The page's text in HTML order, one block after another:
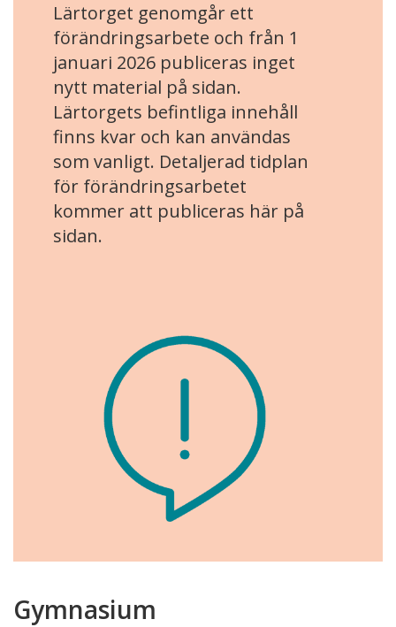
Lärtorget genomgår ett
förändringsarbete och från 1
januari 2026 publiceras inget
nytt material på sidan.
Lärtorgets befintliga innehåll
finns kvar och kan användas
som vanligt. Detaljerad tidplan
för förändringsarbetet
kommer att publiceras här på
sidan.
Gymnasium